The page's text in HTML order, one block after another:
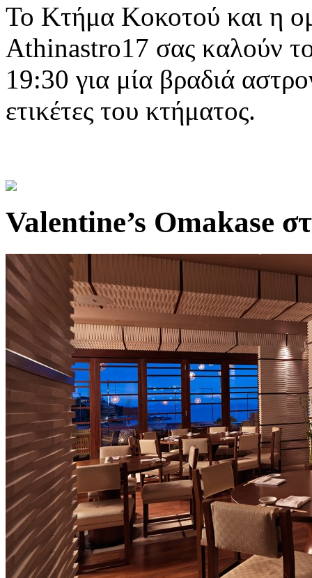
To Κτήμα Κοκοτού και η
Athinastro17 σας καλούν
19:30 για μία βραδιά
ετικέτες του κτήματος.
Valentine’s Omakase